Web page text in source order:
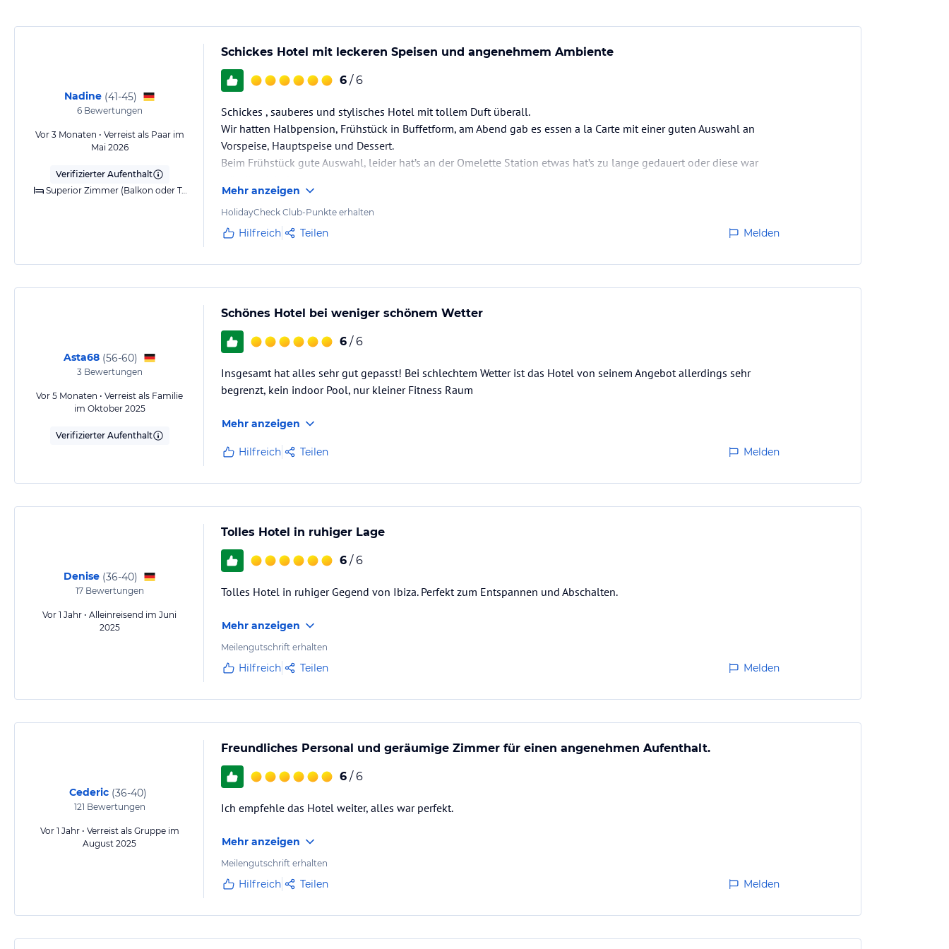
Nadine (41-45)
6Bewertungen
Vor 3 Monaten • Verreist als Paar im
Mai 2026
Verifizierter Aufenthalt
Superior Zimmer (Balkon oder Terrasse)
Schickes Hotel mit leckeren Speisen und angenehmem Ambiente
6 / 6
Schickes , sauberes und stylisches Hotel mit tollem Duft überall.
Wir hatten Halbpension, Frühstück in Buffetform, am Abend gab es essen a la Carte mit einer guten Auswahl an
Vorspeise, Hauptspeise und Dessert.
Beim Frühstück gute Auswahl, leider hat’s an der Omelette Station etwas hat’s zu lange gedauert oder diese war
Wir hatten die Insel mit einem Mietwagen erkundet, der Parkplatz vom Hotel hat uns pro Tag 5 Euro gekostet.
Mehr anzeigen
HolidayCheck Club-Punkte erhalten
Hilfreich Teilen Melden
Asta68 (56-60)
3Bewertungen
Vor 5 Monaten • Verreist als Familie
im Oktober 2025
Verifizierter Aufenthalt
Schönes Hotel bei weniger schönem Wetter
6 / 6
Insgesamt hat alles sehr gut gepasst! Bei schlechtem Wetter ist das Hotel von seinem Angebot allerdings sehr
begrenzt, kein indoor Pool, nur kleiner Fitness Raum
Mehr anzeigen
Hilfreich Teilen Melden
Denise (36-40)
17Bewertungen
Vor 1 Jahr • Alleinreisend im Juni
2025
Tolles Hotel in ruhiger Lage
6 / 6
Tolles Hotel in ruhiger Gegend von Ibiza. Perfekt zum Entspannen und Abschalten.
Mehr anzeigen
Meilengutschrift erhalten
Hilfreich Teilen Melden
Cederic (36-40)
121 Bewertungen
Vor 1 Jahr • Verreist als Gruppe im
August 2025
Freundliches Personal und geräumige Zimmer für einen angenehmen Aufenthalt.
6 / 6
Ich empfehle das Hotel weiter, alles war perfekt.
Mehr anzeigen
Meilengutschrift erhalten
Hilfreich Teilen Melden